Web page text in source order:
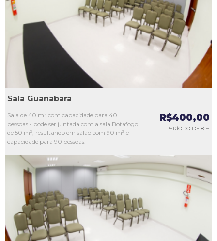
L4
L5
Sala Guanabara
Sala de 40 m² com capacidade para 40
pessoas - pode ser juntada com a sala Botafogo
de 50 m², resultando em salão com 90 m² e
capacidade para 90 pessoas.
R$400,00
PERÍODO DE 8 H
L1
L2
L3
L4